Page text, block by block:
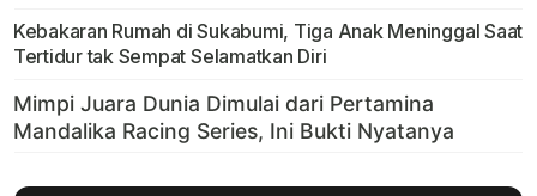
Kebakaran Rumah di Sukabumi, Tiga Anak Meninggal Saat
Tertidur tak Sempat Selamatkan Diri